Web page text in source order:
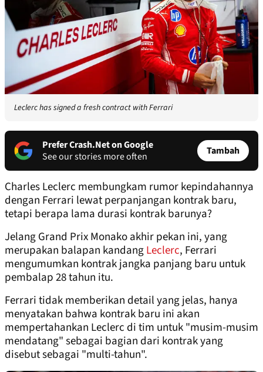
Leclerc has signed a fresh contract with Ferrari
Prefer Crash.Net on Google
See our stories more often
Tambah
Charles Leclerc membungkam rumor kepindahannya
dengan Ferrari lewat perpanjangan kontrak baru,
tetapi berapa lama durasi kontrak barunya?
Jelang Grand Prix Monako akhir pekan ini, yang
merupakan balapan kandangLeclerc, Ferrari
mengumumkan kontrak jangka panjang baru untuk
pembalap 28 tahun itu.
Ferrari tidak memberikan detail yang jelas, hanya
menyatakan bahwa kontrak baru ini akan
mempertahankan Leclerc di tim untuk "musim-musim
mendatang" sebagai bagian dari kontrak yang
disebut sebagai "multi-tahun".